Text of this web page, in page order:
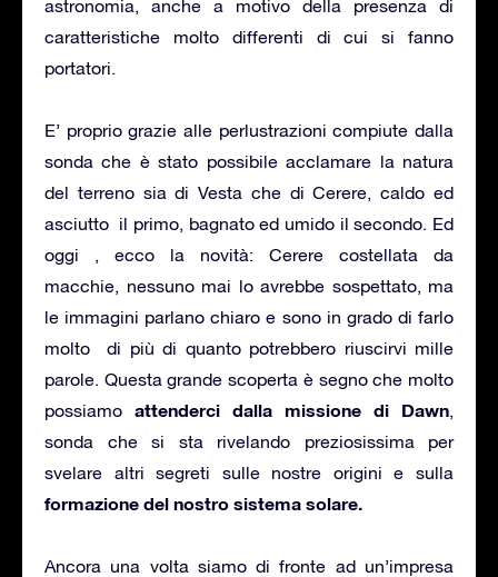
astronomia, anche a motivo della presenza di
caratteristiche molto differenti di cui si fanno
portatori.
E’ proprio grazie alle perlustrazioni compiute dalla
sonda che è stato possibile acclamare la natura
del terreno sia di Vesta che di Cerere, caldo ed
asciutto il primo, bagnato ed umido il secondo. Ed
oggi , ecco la novità: Cerere costellata da
macchie, nessuno mai lo avrebbe sospettato, ma
le immagini parlano chiaro e sono in grado di farlo
molto di più di quanto potrebbero riuscirvi mille
parole. Questa grande scoperta è segno che molto
possiamo attenderci dalla missione di Dawn,
sonda che si sta rivelando preziosissima per
svelare altri segreti sulle nostre origini e sulla
formazione del nostro sistema solare.
Ancora una volta siamo di fronte ad un’impresa